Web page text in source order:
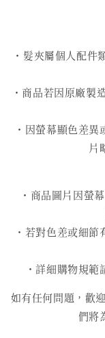
・髮夾屬個人配件
・商品若因原廠製
・因螢幕顯色差
片
・商品圖片因螢
・若對色差或細
・詳細購物規範
如有任何問題，歡
們將